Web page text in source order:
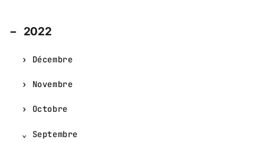
2022
Décembre
Novembre
Octobre
Septembre